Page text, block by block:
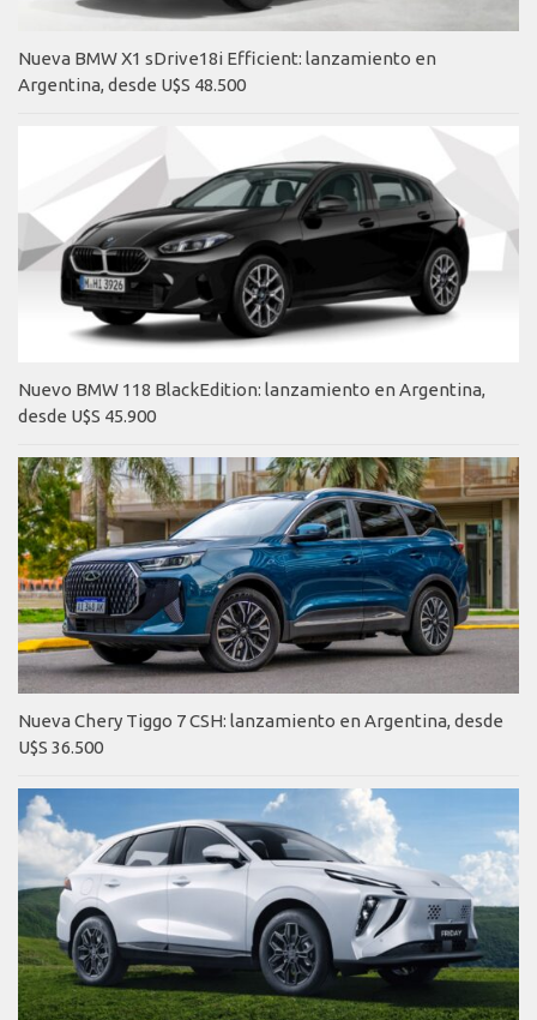
Nueva BMW X1 sDrive18i Efficient: lanzamiento en
Argentina, desde U$S 48.500
Nuevo BMW 118 BlackEdition: lanzamiento en Argentina,
desde U$S 45.900
Nueva Chery Tiggo 7 CSH: lanzamiento en Argentina, desde
U$S 36.500